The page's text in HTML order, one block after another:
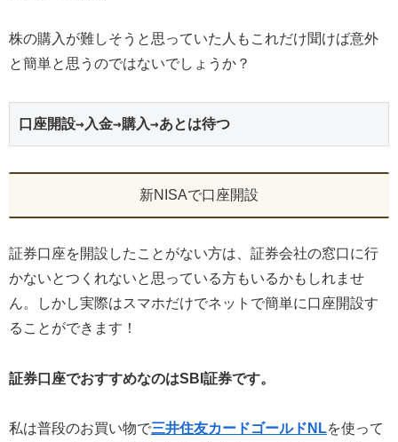
株の購入が難しそうと思っていた人もこれだけ聞けば意外
と簡単と思うのではないでしょうか？
口座開設→入金→購入→あとは待つ
新NISAで口座開設
証券口座を開設したことがない方は、証券会社の窓口に行
かないとつくれないと思っている方もいるかもしれませ
ん。しかし実際はスマホだけでネットで簡単に口座開設す
ることができます！
証券口座でおすすめなのはSBI証券です。
私は普段のお買い物で三井住友カードゴールドNLを使って